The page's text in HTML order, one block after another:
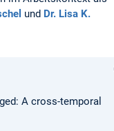
und Dr. Lisa K.
A cross-temporal